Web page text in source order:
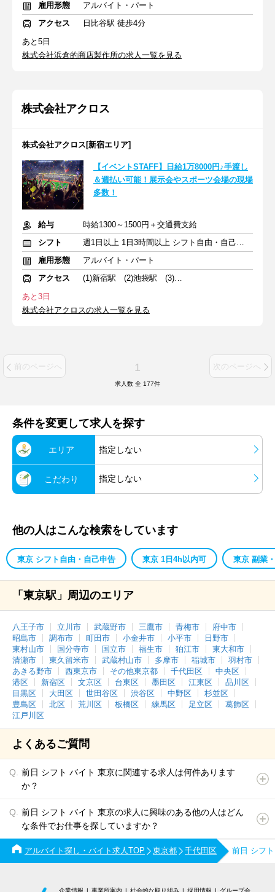
雇用形態
アルバイト・パート
アクセス
日比谷駅 徒歩4分
あと5日
株式会社浜倉的商店製作所の求人一覧を見る
株式会社アクロス
株式会社アクロス[新宿エリア]
【イベントSTAFF】日給1万8000円♪手渡し
＆週払い可能！展示会やスポーツ会場の現場
多数！
給与
時給1300～1500円＋交通費支給
シフト
週1日以上 1日3時間以上 シフト自由・自己申告
雇用形態
アルバイト・パート
アクセス
(1)新宿駅 (2)池袋駅 (3)渋谷駅
あと3日
株式会社アクロスの求人一覧を見る
前のページへ 1 次のページへ
求人数 全 177件
条件を変更して求人を探す
エリア 指定しない
こだわり 指定しない
他の人はこんな検索をしています
東京 シフト自由・自己申告 東京 1日4h以内可 東京 副業
「東京駅」周辺のエリア
八王子市 立川市 武蔵野市 三鷹市 青梅市
府中市
昭島市
調布市 町田市 小金井市 小平市
日野市
東村山市
国分寺市 国立市 福生市 狛江市
東大和市
清瀬市
東久留米市 武蔵村山市 多摩市 稲城市
羽村市
あきる野市
西東京市 その他東京都 千代田区
中央区
港区
新宿区 文京区 台東区 墨田区 江東区
品川区
目黒区
大田区 世田谷区 渋谷区 中野区
杉並区
豊島区
北区 荒川区 板橋区 練馬区 足立区
葛飾区
江戸川区
よくあるご質問
前日 シフト バイト 東京に関連する求人は何件あります
か？
前日 シフト バイト 東京の求人に興味のある他の人はどん
な条件でお仕事を探していますか？
アルバイト探し・バイト求人TOP 東京都 千代田区 前日 シフ
企業情報 事業所案内 社会的な取り組み 採用情報 グループ会